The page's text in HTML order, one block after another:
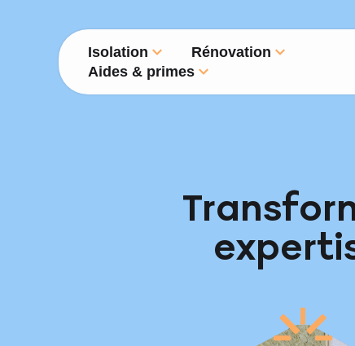
Isolation
Rénovation
Aides & primes